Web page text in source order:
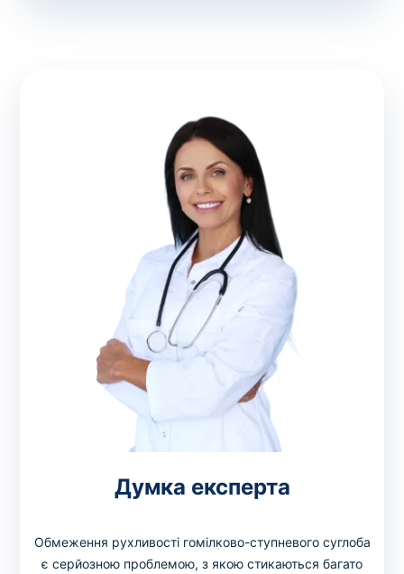
Думка експерта
Обмеження рухливості гомілково-ступневого суглоба
є серйозною проблемою, з якою стикаються багато